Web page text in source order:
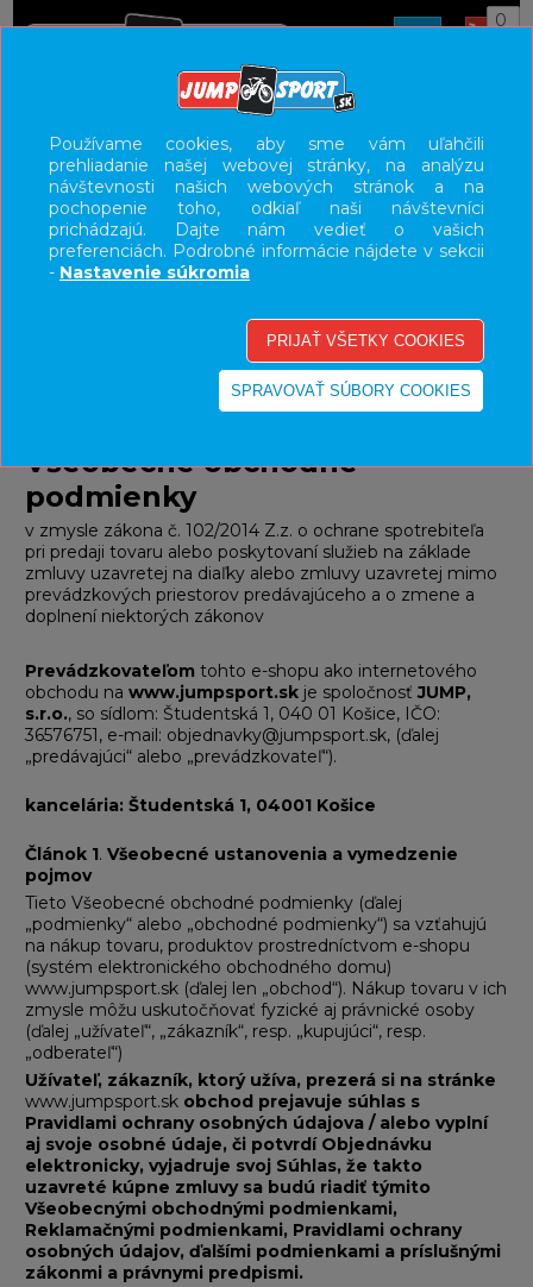
0
OBCHODNÉ PODMIENKY
UŽÍVATEĽSKÝ PANEL
KATEGÓRIE
VÝPREDAJ - VŠETKO
Obchodné podmienky 28.10.2025
Všeobecné obchodné
podmienky
v zmysle zákona č. 102/2014 Z.z. o ochrane spotrebiteľa
pri predaji tovaru alebo poskytovaní služieb na základe
zmluvy uzavretej na diaľky alebo zmluvy uzavretej mimo
prevádzkových priestorov predávajúceho a o zmene a
doplnení niektorých zákonov
Prevádzkovateľom tohto e-shopu ako internetového
obchodu nawww.jumpsport.sk je spoločnosťJUMP,
s.r.o., so sídlom: Študentská 1, 040 01 Košice, IČO:
36576751, e-mail: objednavky@jumpsport.sk, (ďalej
„predávajúci“ alebo „prevádzkovateľ“).
kancelária: Študentská 1, 04001 Košice
Článok 1.Všeobecné ustanovenia a vymedzenie
pojmov
Tieto Všeobecné obchodné podmienky (ďalej
„podmienky“ alebo „obchodné podmienky“) sa vzťahujú
na nákup tovaru, produktov prostredníctvom e-shopu
(systém elektronického obchodného domu)
www.jumpsport.sk (ďalej len „obchod“). Nákup tovaru v ich
zmysle môžu uskutočňovať fyzické aj právnické osoby
(ďalej „užívateľ“, „zákazník“, resp. „kupujúci“, resp.
„odberateľ“)
Užívateľ, zákazník, ktorý užíva, prezerá si na stránke
www.jumpsport.sk obchod prejavuje súhlas s
Pravidlami ochrany osobných údajova / alebo vyplní
aj svoje osobné údaje, či potvrdí Objednávku
elektronicky, vyjadruje svoj Súhlas, že takto
uzavreté kúpne zmluvy sa budú riadiť týmito
Všeobecnými obchodnými podmienkami,
Reklamačnými podmienkami, Pravidlami ochrany
osobných údajov, ďalšími podmienkami a príslušnými
zákonmi a právnymi predpismi.
Používame cookies, aby sme vám uľahčili
prehliadanie našej webovej stránky, na analýzu
návštevnosti našich webových stránok a na
pochopenie toho, odkiaľ naši návštevníci
prichádzajú. Dajte nám vedieť o vašich
preferenciách. Podrobné informácie nájdete v sekcii
- Nastavenie súkromia